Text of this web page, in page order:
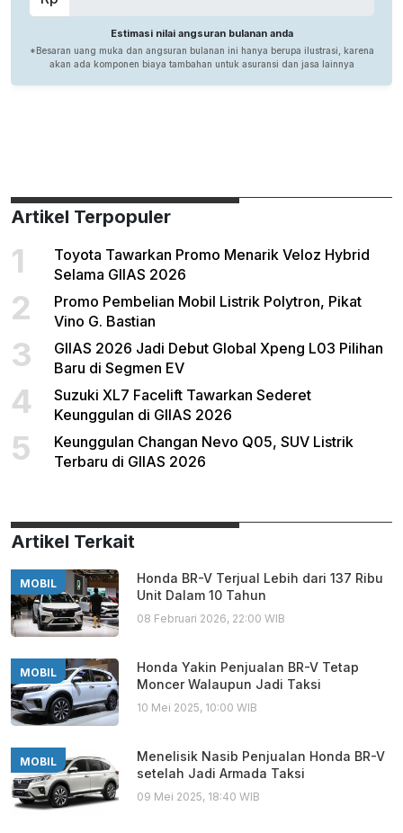
Artikel Terpopuler
1
Toyota Tawarkan Promo Menarik Veloz Hybrid
Selama GIIAS 2026
2
Promo Pembelian Mobil Listrik Polytron, Pikat
Vino G. Bastian
3
GIIAS 2026 Jadi Debut Global Xpeng L03 Pilihan
Baru di Segmen EV
4
Suzuki XL7 Facelift Tawarkan Sederet
Keunggulan di GIIAS 2026
5
Keunggulan Changan Nevo Q05, SUV Listrik
Terbaru di GIIAS 2026
Artikel Terkait
MOBIL
Honda BR-V Terjual Lebih dari 137 Ribu
Unit Dalam 10 Tahun
08 Februari 2026, 22:00 WIB
MOBIL
Honda Yakin Penjualan BR-V Tetap
Moncer Walaupun Jadi Taksi
10 Mei 2025, 10:00 WIB
MOBIL
Menelisik Nasib Penjualan Honda BR-V
setelah Jadi Armada Taksi
09 Mei 2025, 18:40 WIB